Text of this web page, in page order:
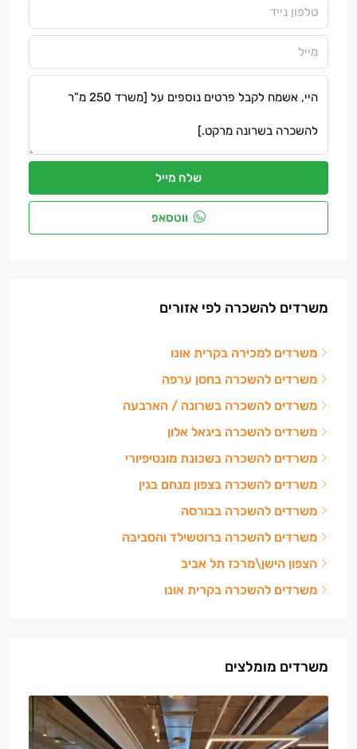
שלח מייל
ווטסאפ
משרדים להשכרה לפי אזורים
משרדים למכירה בקרית אונו
משרדים להשכרה בחסן ערפה
משרדים להשכרה בשרונה / הארבעה
משרדים להשכרה ביגאל אלון
משרדים להשכרה בשכונת מונטיפיורי
משרדים להשכרה בצפון מנחם בגין
משרדים להשכרה בבורסה
משרדים להשכרה ברוטשילד והסביבה
הצפון הישן\מרכז תל אביב
משרדים להשכרה בקרית אונו
משרדים מומלצים